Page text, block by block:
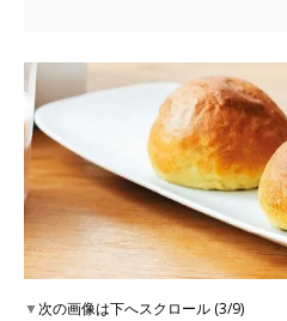
▼次の画像は下へスクロール (3/9)